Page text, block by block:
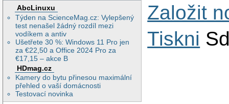
AbcLinuxu
Týden na ScienceMag.cz: Vylepšený
test nenašel žádný rozdíl mezi
vodíkem a antiv
Ušetřete 30 %: Windows 11 Pro jen
za €22,50 a Office 2024 Pro za
€17,15 – akce B
HDmag.cz
Kamery do bytu přinesou maximální
přehled o vaší domácnosti
Testovací novinka
Založit
Tiskni